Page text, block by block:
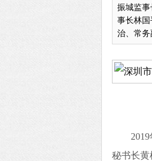
振城监
事长林
治、常
秘书长黄